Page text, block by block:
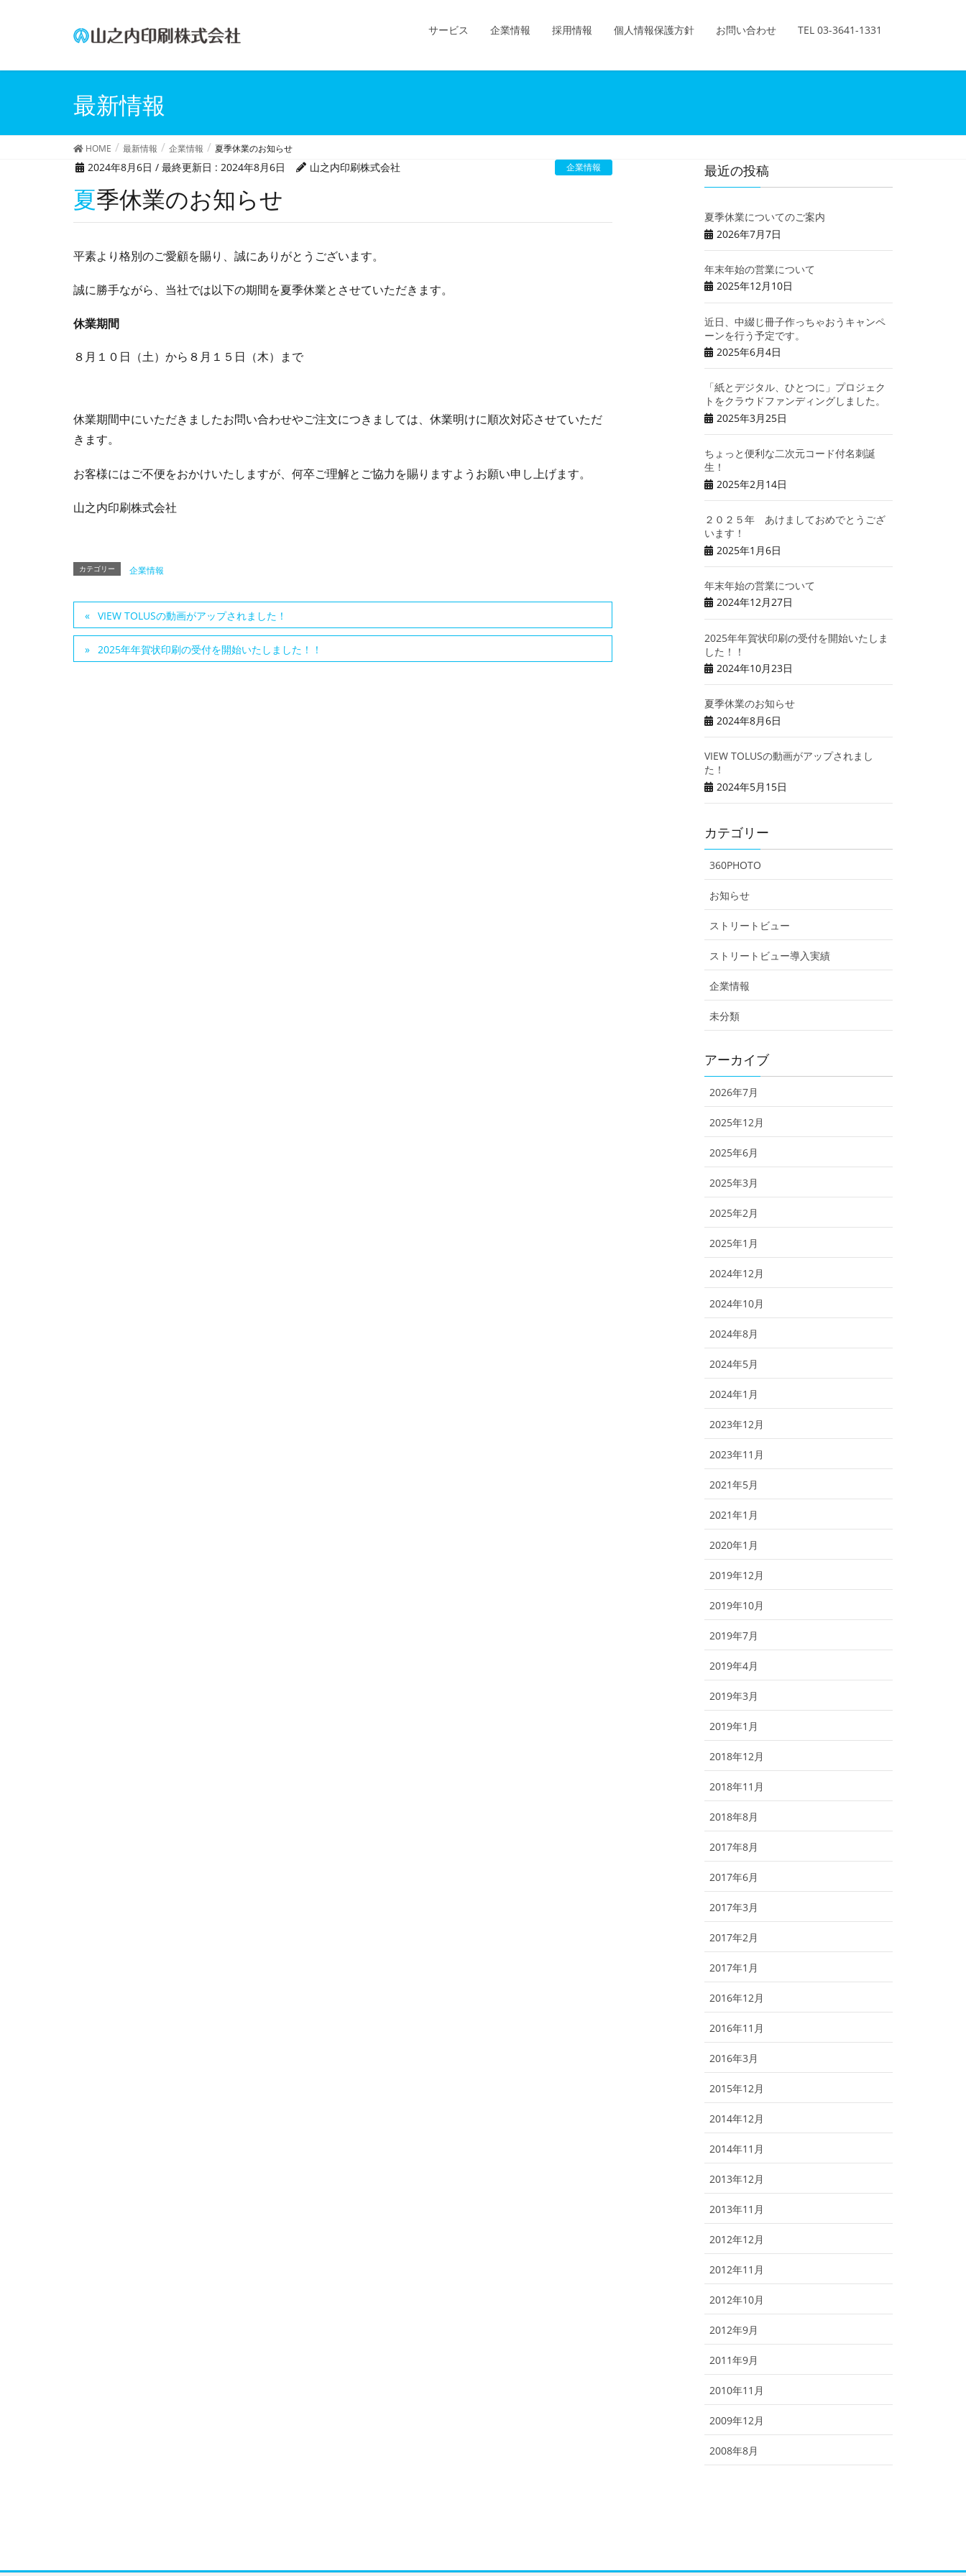
サービス 企業情報 採用情報 個人情報保護方針 お問い合わせ TEL 03-3641-1331
最新情報
HOME 最新情報 企業情報 夏季休業のお知らせ
2024年8月6日 / 最終更新日 : 2024年8月6日 山之内印刷株式会社 企業情報
夏季休業のお知らせ
平素より格別のご愛顧を賜り、誠にありがとうございます。
誠に勝手ながら、当社では以下の期間を夏季休業とさせていただきます。
休業期間
８月１０日（土）から８月１５日（木）まで
休業期間中にいただきましたお問い合わせやご注文につきましては、休業明けに順次対応させていただ
きます。
お客様にはご不便をおかけいたしますが、何卒ご理解とご協力を賜りますようお願い申し上げます。
山之内印刷株式会社
カテゴリー 企業情報
VIEW TOLUSの動画がアップされました！
2025年年賀状印刷の受付を開始いたしました！！
最近の投稿
夏季休業についてのご案内
2026年7月7日
年末年始の営業について
2025年12月10日
近日、中綴じ冊子作っちゃおうキャンペ
ーンを行う予定です。
2025年6月4日
「紙とデジタル、ひとつに」プロジェク
トをクラウドファンディングしました。
2025年3月25日
ちょっと便利な二次元コード付名刺誕
生！
2025年2月14日
２０２５年 あけましておめでとうござ
います！
2025年1月6日
年末年始の営業について
2024年12月27日
2025年年賀状印刷の受付を開始いたしま
した！！
2024年10月23日
夏季休業のお知らせ
2024年8月6日
VIEW TOLUSの動画がアップされまし
た！
2024年5月15日
カテゴリー
360PHOTO
お知らせ
ストリートビュー
ストリートビュー導入実績
企業情報
未分類
アーカイブ
2026年7月
2025年12月
2025年6月
2025年3月
2025年2月
2025年1月
2024年12月
2024年10月
2024年8月
2024年5月
2024年1月
2023年12月
2023年11月
2021年5月
2021年1月
2020年1月
2019年12月
2019年10月
2019年7月
2019年4月
2019年3月
2019年1月
2018年12月
2018年11月
2018年8月
2017年8月
2017年6月
2017年3月
2017年2月
2017年1月
2016年12月
2016年11月
2016年3月
2015年12月
2014年12月
2014年11月
2013年12月
2013年11月
2012年12月
2012年11月
2012年10月
2012年9月
2011年9月
2010年11月
2009年12月
2008年8月